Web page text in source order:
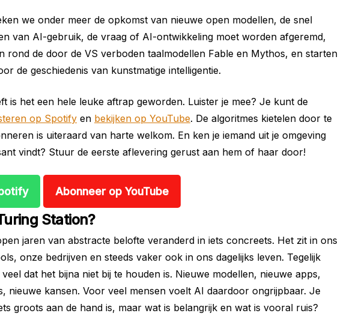
we onder meer de opkomst van nieuwe open modellen, de snel
van AI-gebruik, de vraag of AI-ontwikkeling moet worden afgeremd,
rond de door de VS verboden taalmodellen Fable en Mythos, en starten
de geschiedenis van kunstmatige intelligentie.
is het een hele leuke aftrap geworden. Luister je mee? Je kunt de
op Spotify en bekijken op YouTube. De algoritmes kietelen door te
is uiteraard van harte welkom. En ken je iemand uit je omgeving
vindt? Stuur de eerste aflevering gerust aan hem of haar door!
Abonneer op YouTube
Station?
jaren van abstracte belofte veranderd in iets concreets. Het zit in ons
onze bedrijven en steeds vaker ook in ons dagelijks leven. Tegelijk
dat het bijna niet bij te houden is. Nieuwe modellen, nieuwe apps,
nieuwe kansen. Voor veel mensen voelt AI daardoor ongrijpbaar. Je
groots aan de hand is, maar wat is belangrijk en wat is vooral ruis?